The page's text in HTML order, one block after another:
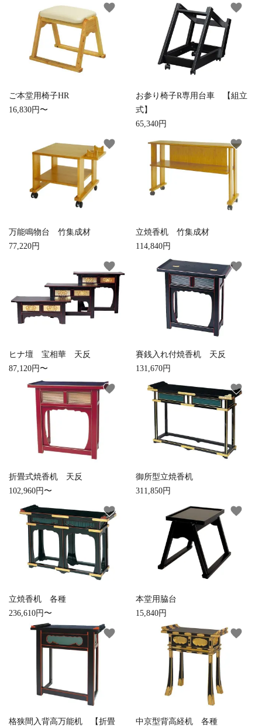
ご本堂用椅子HR
16,830円〜
favorite
お参り椅子R専用台車 【組立
式】
65,340円
favorite
万能鳴物台 竹集成材
77,220円
favorite
立焼香机 竹集成材
114,840円
favorite
ヒナ壇 宝相華 天反
87,120円〜
favorite
賽銭入れ付焼香机 天反
131,670円
favorite
折畳式焼香机 天反
102,960円〜
favorite
御所型立焼香机
311,850円
favorite
立焼香机 各種
236,610円〜
favorite
本堂用脇台
15,840円
favorite
格狭間入背高万能机 【折畳
favorite
中京型背高経机 各種
favorite